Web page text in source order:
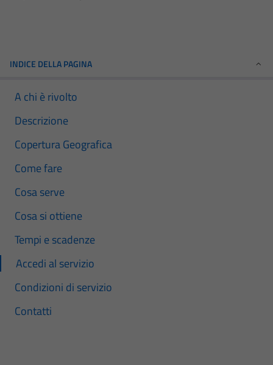
INDICE DELLA PAGINA
A chi è rivolto
Descrizione
Copertura Geografica
Come fare
Cosa serve
Cosa si ottiene
Tempi e scadenze
Accedi al servizio
Condizioni di servizio
Contatti